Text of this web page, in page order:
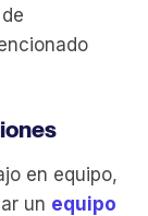
en equipo,
un equipo